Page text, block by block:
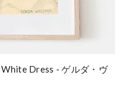
Dress - ゲルダ・ヴ